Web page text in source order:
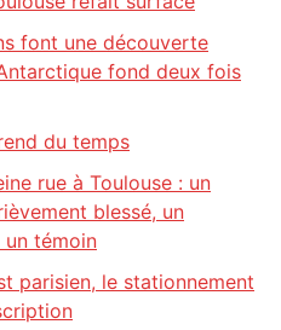
font une découverte
fond deux fois
du temps
rue à Toulouse : un
blessé, un
témoin
parisien, le stationnement